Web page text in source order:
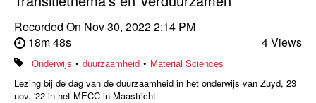
Recorded On Nov 30, 2022 2:14 PM
18m 48s
4 Views
Onderwijs • duurzaamheid • Material Sciences
Lezing bij de dag van de duurzaamheid in het onderwijs van Zuyd, 23
nov. '22 in het MECC in Maastricht